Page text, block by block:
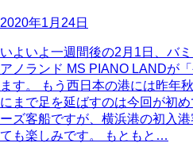
2020年1月24日
いよいよ一週間後の2月1日、バ
アノランド MS PIANO LANDが
ます。 もう西日本の港には昨年
にまで足を延ばすのは今回が初
ーズ客船ですが、横浜港の初入
ても楽しみです。 もともと…